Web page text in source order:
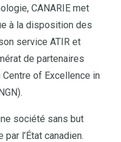
CANARIE met
à la disposition des
service ATIR et
de partenaires
of Excellence in
société sans but
l’État canadien.